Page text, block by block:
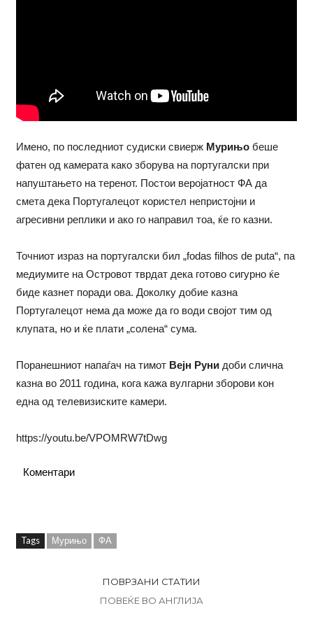
Имено, по последниот судиски свиерж Мурињобеше
фатен од камерата како зборува на португалски при
напуштањето на теренот. Постои веројатност ФА да
смета дека Португалецот користел непристојни и
агресивни реплики и ако го направил тоа, ќе го казни.
Точниот израз на португалски бил „fodas filhos de puta“, па
медиумите на Островот тврдат дека готово сигурно ќе
биде казнет поради ова. Доколку добие казна
Португалецот нема да може да го води својот тим од
клупата, но и ќе плати „солена“ сума.
Поранешниот напаѓач на тимот Вејн Рунидоби слична
казна во 2011 година, кога кажа вулгарни зборови кон
една од телевизиските камери.
https://youtu.be/VPOMRW7tDwg
Коментари
Tags Мурињо ФА
ПОВРЗАНИ СТАТИИ
ПОВЕЌЕ ВО АНГЛИЈА